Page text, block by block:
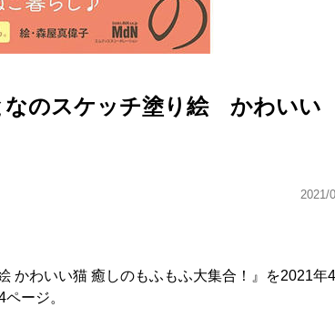
なのスケッチ塗り絵 かわいい
2021/
かわいい猫 癒しのもふもふ大集合！』を2021年
ージ。